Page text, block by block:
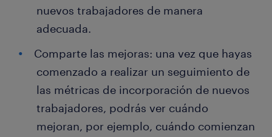
nuevos trabajadores de manera
adecuada.
Comparte las mejoras: una vez que hayas
comenzado a realizar un seguimiento de
las métricas de incorporación de nuevos
trabajadores, podrás ver cuándo
mejoran, por ejemplo, cuándo comienzan